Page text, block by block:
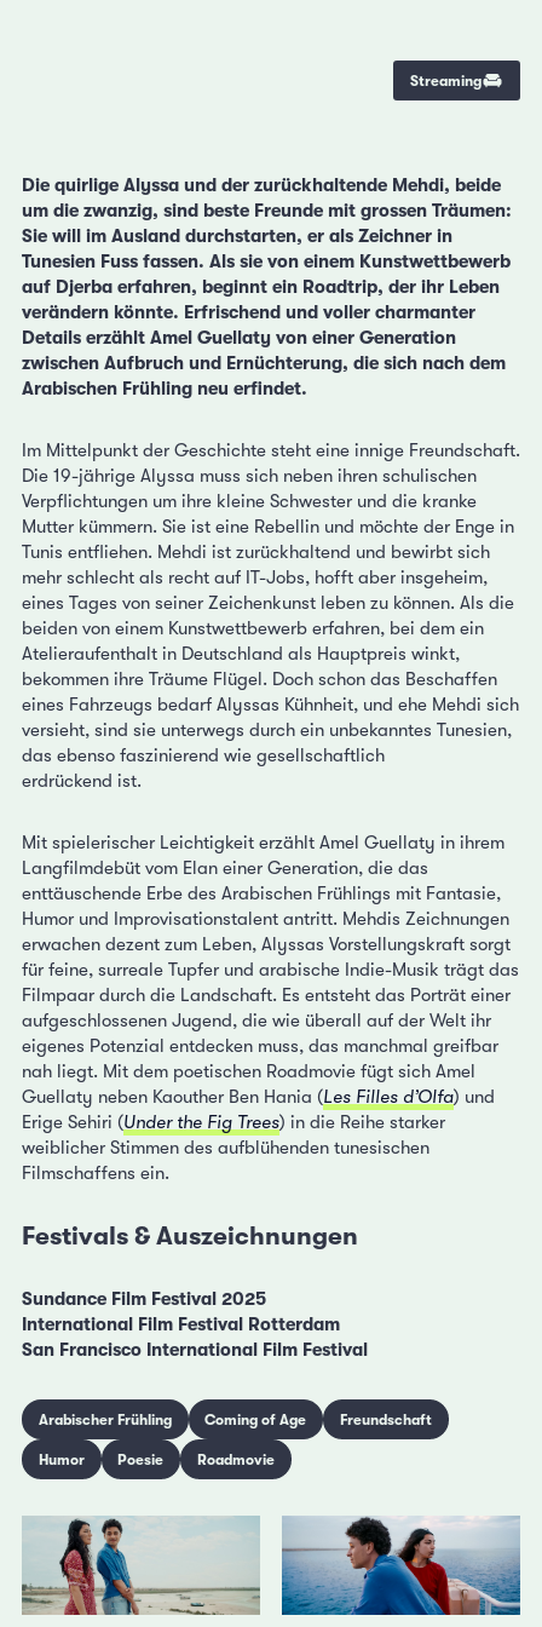
Streaming
Die quirlige Alyssa und der zurückhaltende Mehdi, beide
um die zwanzig, sind beste Freunde mit grossen Träumen:
Sie will im Ausland durchstarten, er als Zeichner in
Tunesien Fuss fassen. Als sie von einem Kunstwettbewerb
auf Djerba erfahren, beginnt ein Roadtrip, der ihr Leben
verändern könnte. Erfrischend und voller charmanter
Details erzählt Amel Guellaty von einer Generation
zwischen Aufbruch und Ernüchterung, die sich nach dem
Arabischen Frühling neu erfindet.
Im Mittelpunkt der Geschichte steht eine innige Freundschaft.
Die 19-jährige Alyssa muss sich neben ihren schulischen
Verpflichtungen um ihre kleine Schwester und die kranke
Mutter kümmern. Sie ist eine Rebellin und möchte der Enge in
Tunis entfliehen. Mehdi ist zurückhaltend und bewirbt sich
mehr schlecht als recht auf IT-Jobs, hofft aber insgeheim,
eines Tages von seiner Zeichenkunst leben zu können. Als die
beiden von einem Kunstwettbewerb erfahren, bei dem ein
Atelieraufenthalt in Deutschland als Hauptpreis winkt,
bekommen ihre Träume Flügel. Doch schon das Beschaffen
eines Fahrzeugs bedarf Alyssas Kühnheit, und ehe Mehdi sich
versieht, sind sie unterwegs durch ein unbekanntes Tunesien,
das ebenso faszinierend wie gesellschaftlich
erdrückend ist.
Mit spielerischer Leichtigkeit erzählt Amel Guellaty in ihrem
Langfilmdebüt vom Elan einer Generation, die das
enttäuschende Erbe des Arabischen Frühlings mit Fantasie,
Humor und Improvisationstalent antritt. Mehdis Zeichnungen
erwachen dezent zum Leben, Alyssas Vorstellungskraft sorgt
für feine, surreale Tupfer und arabische Indie-Musik trägt das
Filmpaar durch die Landschaft. Es entsteht das Porträt einer
aufgeschlossenen Jugend, die wie überall auf der Welt ihr
eigenes Potenzial entdecken muss, das manchmal greifbar
nah liegt. Mit dem poetischen Roadmovie fügt sich Amel
Guellaty neben Kaouther Ben Hania (Les Filles d’Olfa) und
Erige Sehiri (Under the Fig Trees) in die Reihe starker
weiblicher Stimmen des aufblühenden tunesischen
Filmschaffens ein.
Festivals & Auszeichnungen
Sundance Film Festival 2025
International Film Festival Rotterdam
San Francisco International Film Festival
Arabischer Frühling Coming of Age Freundschaft
Humor Poesie Roadmovie